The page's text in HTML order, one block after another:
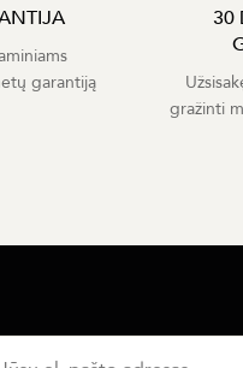
garantiją
30
gražinti